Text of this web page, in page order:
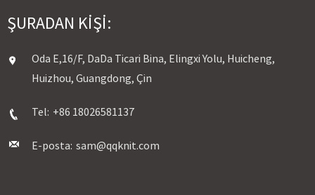
ŞURADAN KIŞI:
Oda E,16/F, DaDa Ticari Bina, Elingxi Yolu, Huicheng,
Huizhou, Guangdong, Çin
Tel: +86 18026581137
E-posta: sam@qqknit.com